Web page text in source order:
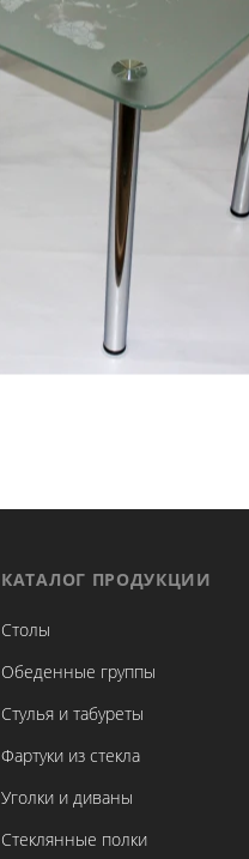
КАТАЛОГ ПРОДУКЦИИ
Столы
Обеденные группы
Стулья и табуреты
Фартуки из стекла
Уголки и диваны
Стеклянные полки